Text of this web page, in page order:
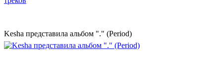
Kesha представила альбом "." (Period)